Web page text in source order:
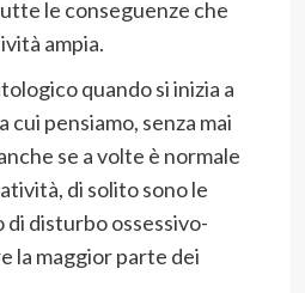
le conseguenze che
ampia.
quando si inizia a
cui pensiamo, senza mai
se a volte è normale
di solito sono le
disturbo ossessivo-
la maggior parte dei